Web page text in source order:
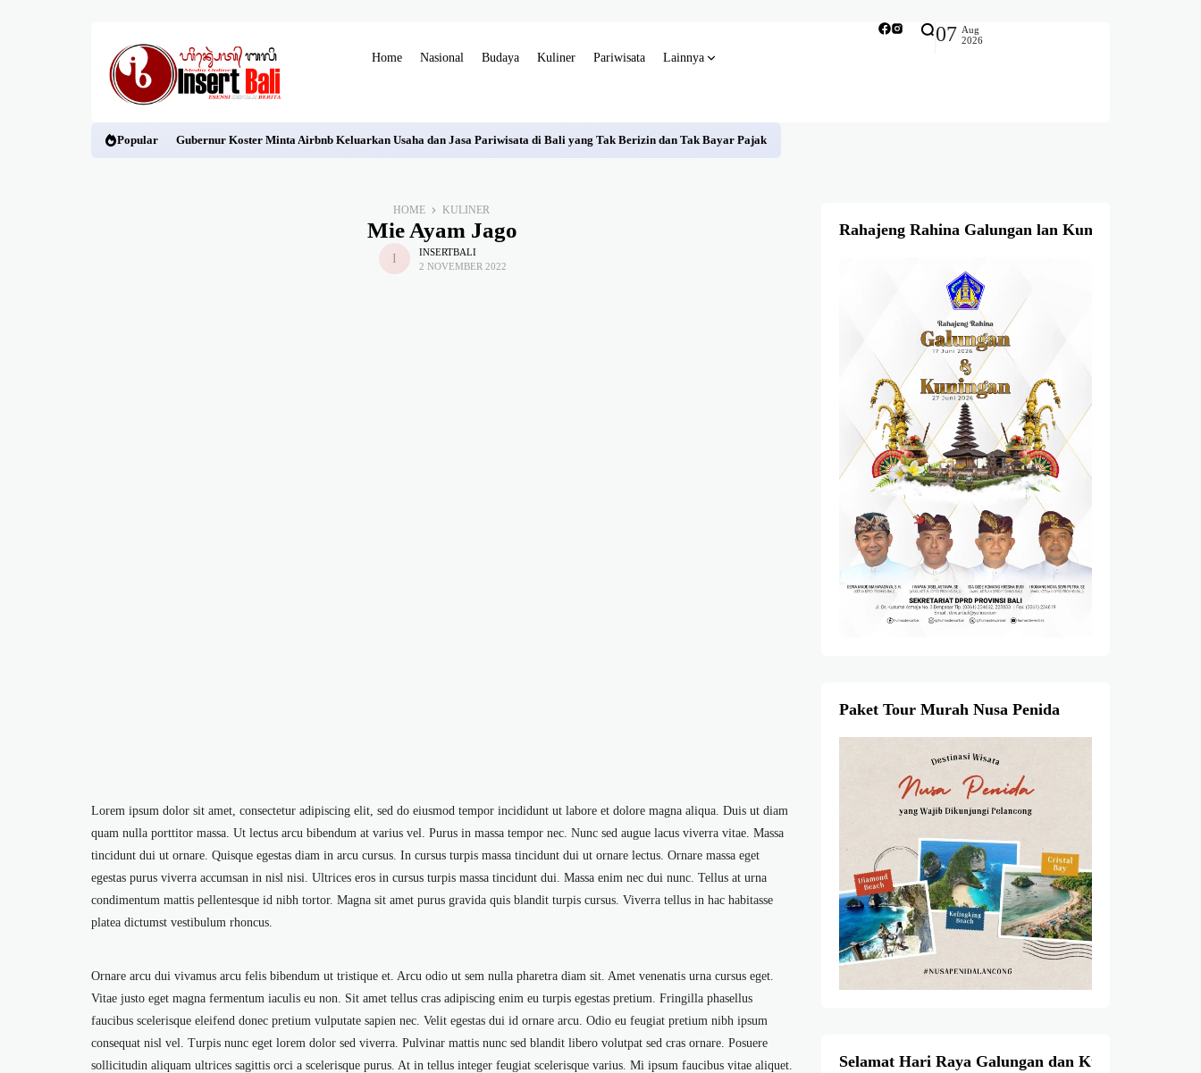
Home Nasional Budaya Kuliner Pariwisata Lainnya
07 Aug
2026
Popular Gubernur Koster Minta Airbnb Keluarkan Usaha dan Jasa Pariwisata di Bali yang Tak Berizin dan Tak Bayar Pajak
HOME KULINER
Mie Ayam Jago
INSERTBALI
2 NOVEMBER 2022
Lorem ipsum dolor sit amet, consectetur adipiscing elit, sed do eiusmod tempor incididunt ut labore et dolore magna aliqua. Duis ut diam
quam nulla porttitor massa. Ut lectus arcu bibendum at varius vel. Purus in massa tempor nec. Nunc sed augue lacus viverra vitae. Massa
tincidunt dui ut ornare. Quisque egestas diam in arcu cursus. In cursus turpis massa tincidunt dui ut ornare lectus. Ornare massa eget
egestas purus viverra accumsan in nisl nisi. Ultrices eros in cursus turpis massa tincidunt dui. Massa enim nec dui nunc. Tellus at urna
condimentum mattis pellentesque id nibh tortor. Magna sit amet purus gravida quis blandit turpis cursus. Viverra tellus in hac habitasse
platea dictumst vestibulum rhoncus.
Ornare arcu dui vivamus arcu felis bibendum ut tristique et. Arcu odio ut sem nulla pharetra diam sit. Amet venenatis urna cursus eget.
Vitae justo eget magna fermentum iaculis eu non. Sit amet tellus cras adipiscing enim eu turpis egestas pretium. Fringilla phasellus
faucibus scelerisque eleifend donec pretium vulputate sapien nec. Velit egestas dui id ornare arcu. Odio eu feugiat pretium nibh ipsum
consequat nisl vel. Turpis nunc eget lorem dolor sed viverra. Pulvinar mattis nunc sed blandit libero volutpat sed cras ornare. Posuere
sollicitudin aliquam ultrices sagittis orci a scelerisque purus. At in tellus integer feugiat scelerisque varius. Mi ipsum faucibus vitae aliquet.
Rahajeng Rahina Galungan lan Kuningan
Paket Tour Murah Nusa Penida
Selamat Hari Raya Galungan dan Kuningan